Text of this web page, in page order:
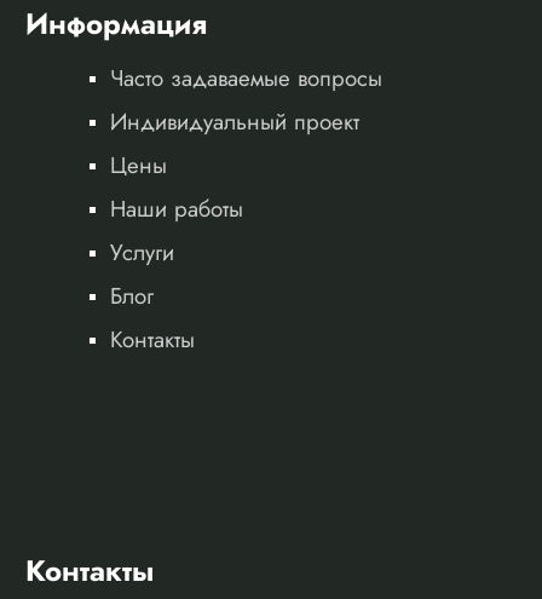
Информация
Часто задаваемые вопросы
Индивидуальный проект
Цены
Наши работы
Услуги
Блог
Контакты
Контакты